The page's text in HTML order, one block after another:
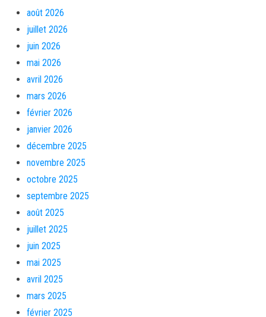
août 2026
juillet 2026
juin 2026
mai 2026
avril 2026
mars 2026
février 2026
janvier 2026
décembre 2025
novembre 2025
octobre 2025
septembre 2025
août 2025
juillet 2025
juin 2025
mai 2025
avril 2025
mars 2025
février 2025